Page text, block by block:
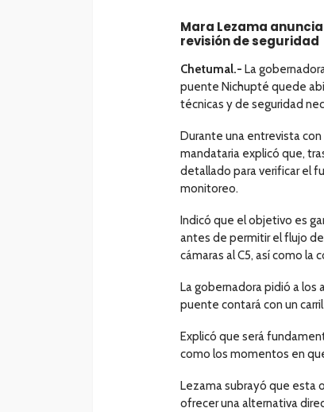
Mara Lezama
revisión de seguridad
Chetumal.- La
puente Nichupté quede
técnicas y de seguridad
Durante una entrevista
mandataria explicó que,
detallado para verificar el
monitoreo.
Indicó que el objetivo es
antes de permitir el flujo
cámaras al C5, así como la
La gobernadora pidió a
puente contará con un
Explicó que será
como los momentos en
Lezama subrayó que esta
ofrecer una alternativa